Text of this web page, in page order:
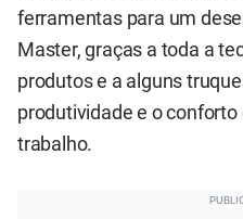
ferramentas para um
Master, graças a toda a
produtos e a alguns
produtividade e o
trabalho.